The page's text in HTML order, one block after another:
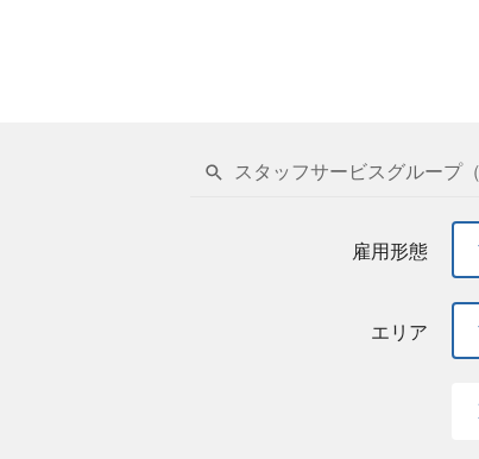
スタッフサービスグループ
雇用形態
エリア